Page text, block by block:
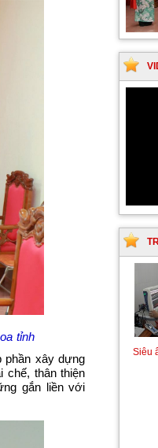
tỉnh
phần xây dựng
chế, thân thiện
gắn liền với
Siêu